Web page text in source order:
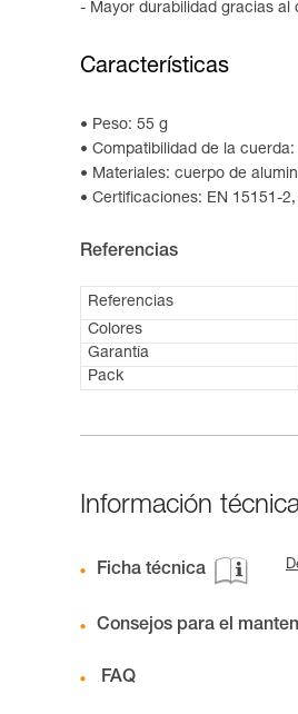
- Mayor durabilidad gracias al
Características
Peso: 55 g
Compatibilidad de la
Materiales: cuerpo de
Certificaciones: EN 15151-2,
Referencias
Referencias
Colores
Garantía
Pack
Información
Ficha técnica
Consejos para el
FAQ